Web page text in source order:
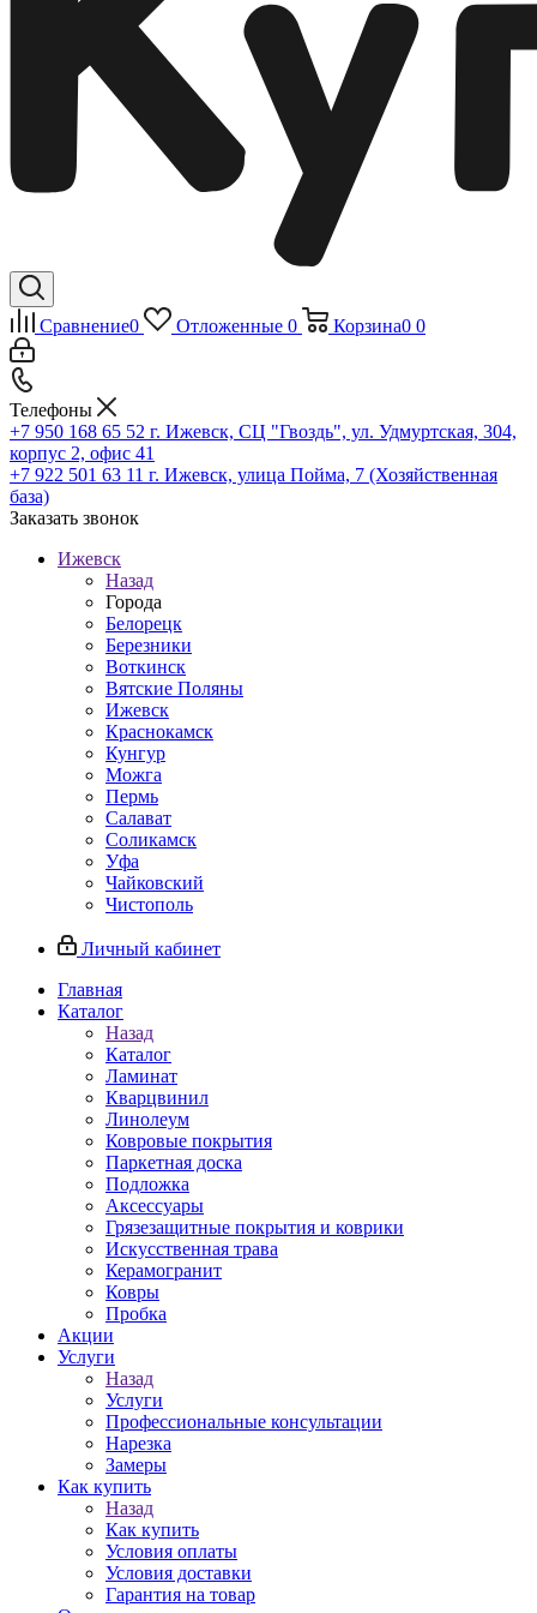
Сравнение0 Отложенные 0 Корзина0 0
Телефоны
+7 950 168 65 52 г. Ижевск, СЦ "Гвоздь", ул. Удмуртская, 304,
корпус 2, офис 41
+7 922 501 63 11 г. Ижевск, улица Пойма, 7 (Хозяйственная
база)
Заказать звонок
Ижевск
Назад
Города
Белорецк
Березники
Воткинск
Вятские Поляны
Ижевск
Краснокамск
Кунгур
Можга
Пермь
Салават
Соликамск
Уфа
Чайковский
Чистополь
Личный кабинет
Главная
Каталог
Назад
Каталог
Ламинат
Кварцвинил
Линолеум
Ковровые покрытия
Паркетная доска
Подложка
Аксессуары
Грязезащитные покрытия и коврики
Искусственная трава
Керамогранит
Ковры
Пробка
Акции
Услуги
Назад
Услуги
Профессиональные консультации
Нарезка
Замеры
Как купить
Назад
Как купить
Условия оплаты
Условия доставки
Гарантия на товар